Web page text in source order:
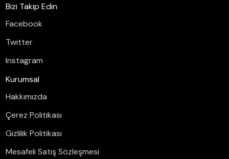
Bizi Takip Edin
Facebook
Twitter
Instagram
Kurumsal
Hakkımızda
Çerez Politikası
Gizlilik Politikası
Mesafeli Satış Sözleşmesi